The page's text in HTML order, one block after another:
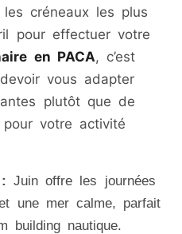
créneaux les plus
pour effectuer votre
en PACA, c’est
vous adapter
plutôt que de
votre activité
Juin offre les journées
une mer calme, parfait
building nautique.